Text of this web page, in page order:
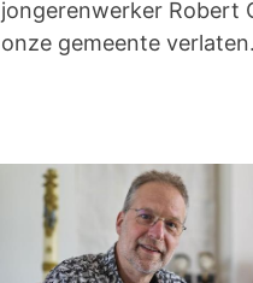
jongerenwerker Robert
onze gemeente verlaten.